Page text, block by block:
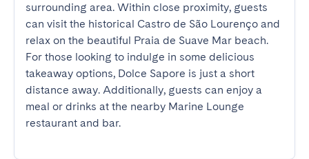
surrounding area. Within close proximity, guests
can visit the historical Castro de São Lourenço and
relax on the beautiful Praia de Suave Mar beach.
For those looking to indulge in some delicious
takeaway options, Dolce Sapore is just a short
distance away. Additionally, guests can enjoy a
meal or drinks at the nearby Marine Lounge
restaurant and bar.